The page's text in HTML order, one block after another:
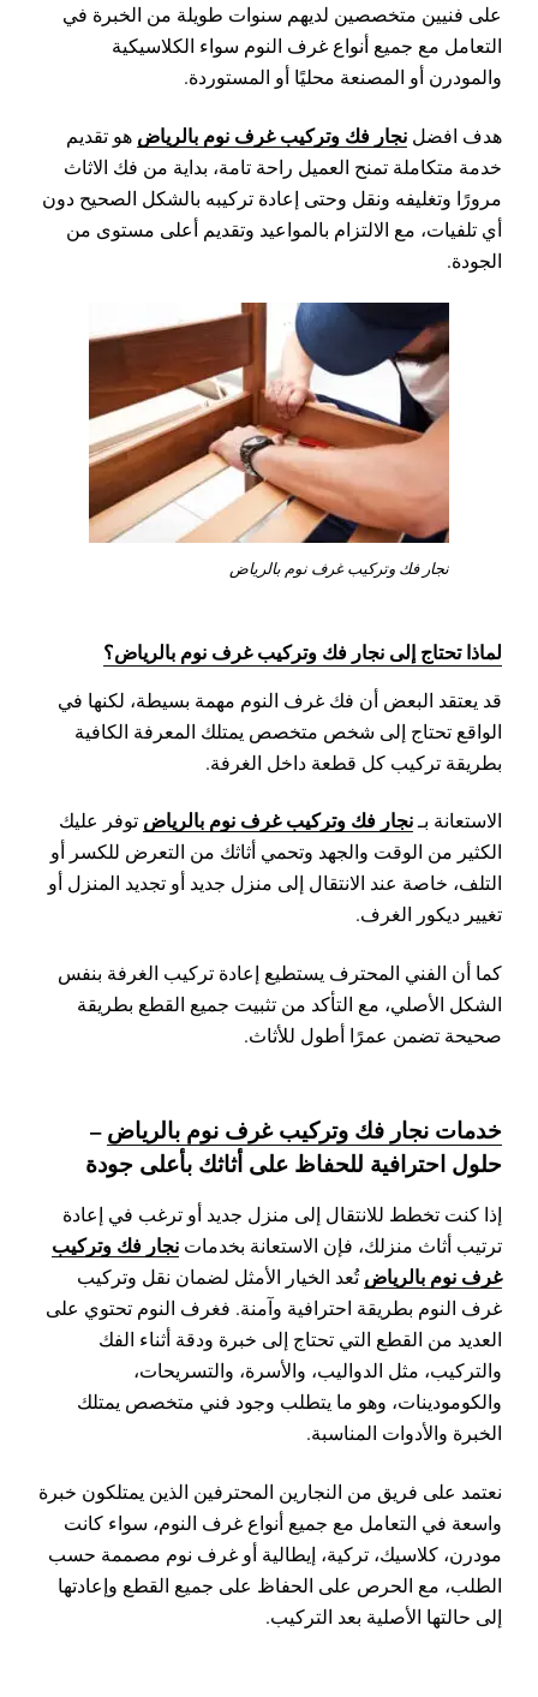
على فنيين متخصصين لديهم سنوات طويلة من الخبرة في
التعامل مع جميع أنواع غرف النوم سواء الكلاسيكية
والمودرن أو المصنعة محليًا أو المستوردة.
هدف افضل نجار فك وتركيب غرف نوم بالرياض هو تقديم
خدمة متكاملة تمنح العميل راحة تامة، بداية من فك الاثاث
مرورًا وتغليفه ونقل وحتى إعادة تركيبه بالشكل الصحيح دون
أي تلفيات، مع الالتزام بالمواعيد وتقديم أعلى مستوى من
الجودة.
نجار فك وتركيب غرف نوم بالرياض
لماذا تحتاج إلى نجار فك وتركيب غرف نوم بالرياض؟
قد يعتقد البعض أن فك غرف النوم مهمة بسيطة، لكنها في
الواقع تحتاج إلى شخص متخصص يمتلك المعرفة الكافية
بطريقة تركيب كل قطعة داخل الغرفة.
الاستعانة بـنجار فك وتركيب غرف نوم بالرياض توفر عليك
الكثير من الوقت والجهد وتحمي أثاثك من التعرض للكسر أو
التلف، خاصة عند الانتقال إلى منزل جديد أو تجديد المنزل أو
تغيير ديكور الغرف.
كما أن الفني المحترف يستطيع إعادة تركيب الغرفة بنفس
الشكل الأصلي، مع التأكد من تثبيت جميع القطع بطريقة
صحيحة تضمن عمرًا أطول للأثاث.
خدمات نجار فك وتركيب غرف نوم بالرياض–
حلول احترافية للحفاظ على أثاثك بأعلى جودة
إذا كنت تخطط للانتقال إلى منزل جديد أو ترغب في إعادة
ترتيب أثاث منزلك، فإن الاستعانة بخدمات نجار فك وتركيب
غرف نوم بالرياضتُعد الخيار الأمثل لضمان نقل وتركيب
غرف النوم بطريقة احترافية وآمنة. فغرف النوم تحتوي على
العديد من القطع التي تحتاج إلى خبرة ودقة أثناء الفك
والتركيب، مثل الدواليب، والأسرة، والتسريحات،
والكومودينات، وهو ما يتطلب وجود فني متخصص يمتلك
الخبرة والأدوات المناسبة.
نعتمد على فريق من النجارين المحترفين الذين يمتلكون خبرة
واسعة في التعامل مع جميع أنواع غرف النوم، سواء كانت
مودرن، كلاسيك، تركية، إيطالية أو غرف نوم مصممة حسب
الطلب، مع الحرص على الحفاظ على جميع القطع وإعادتها
إلى حالتها الأصلية بعد التركيب.